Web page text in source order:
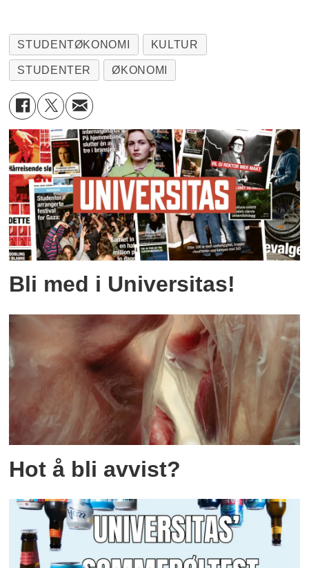
STUDENTØKONOMI KULTUR
STUDENTER ØKONOMI
Bli med i Universitas!
Hot å bli avvist?